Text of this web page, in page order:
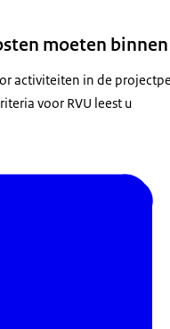
moeten
activiteiten in de
voor RVU leest u